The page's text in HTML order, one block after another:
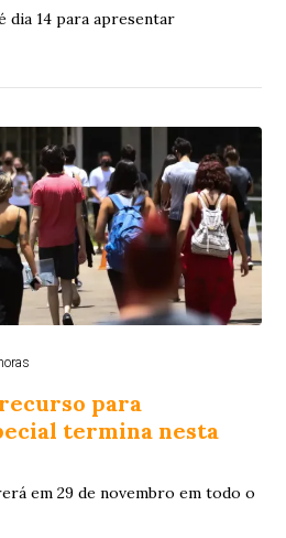
dia 14 para apresentar
para
termina nesta
em 29 de novembro em todo o